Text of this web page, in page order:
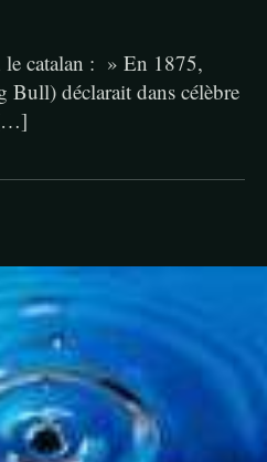
le catalan : » En 1875,
Bull) déclarait dans célèbre